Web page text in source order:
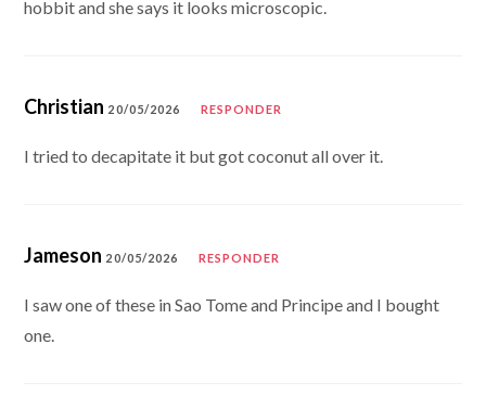
hobbit and she says it looks microscopic.
Christian 20/05/2026 RESPONDER
I tried to decapitate it but got coconut all over it.
Jameson 20/05/2026 RESPONDER
I saw one of these in Sao Tome and Principe and I bought
one.